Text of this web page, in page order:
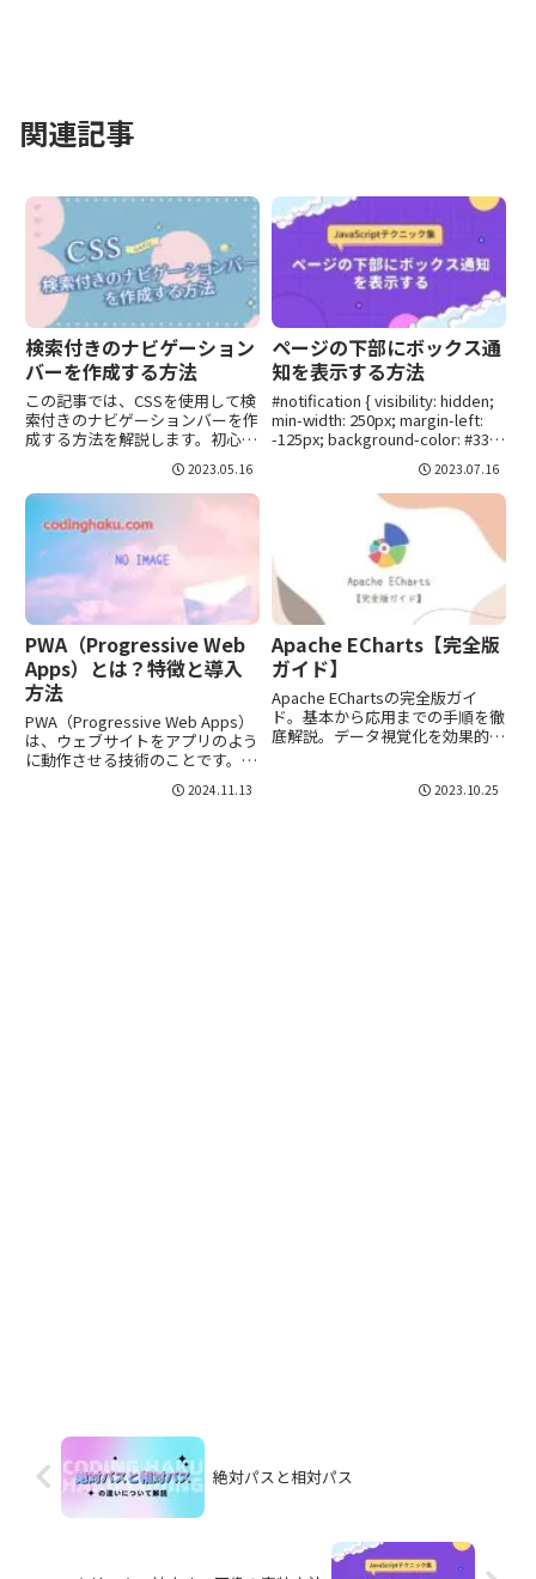
関連記事
検索付きのナビゲーション
バーを作成する方法
この記事では、CSSを使用して検
索付きのナビゲーションバーを作
成する方法を解説します。初心者
付きで、あなたのウェブサイトに
簡単に組み込めるようになりま
す。
2023.05.16
ページの下部にボックス通
知を表示する方法
#notification { visibility: hidden;
min-width: 250px; margin-left:
-125px; background-color: #333;
2023.07.16
PWA（Progressive Web
Apps）とは？特徴と導入
方法
PWA（Progressive Web Apps）
は、ウェブサイトをアプリのよう
に動作させる技術のことです。
イトがスマートフォンのホーム画
2024.11.13
Apache ECharts【完全版
ガイド】
Apache EChartsの完全版ガイ
ド。基本から応用までの手順を徹
底解説。データ視覚化を効果的に
2023.10.25
絶対パスと相対パス